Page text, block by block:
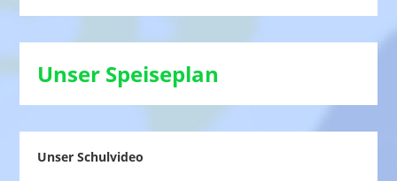
Unser Speiseplan
Unser Schulvideo